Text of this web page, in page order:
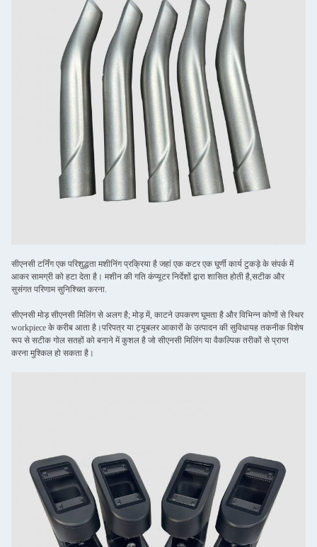
सीएनसी टर्निंग एक परिशुद्धता मशीनिंग प्रक्रिया है जहां एक कटर एक घूर्णी कार्य टुकड़े के संपर्क में
आकर सामग्री को हटा देता है। मशीन की गति कंप्यूटर निर्देशों द्वारा शासित होती है,सटीक और
सुसंगत परिणाम सुनिश्चित करना.
सीएनसी मोड़ सीएनसी मिलिंग से अलग है; मोड़ में, काटने उपकरण घूमता है और विभिन्न कोणों से स्थिर
workpiece के करीब आता है।परिपत्र या ट्यूबलर आकारों के उत्पादन की सुविधायह तकनीक विशेष
रूप से सटीक गोल सतहों को बनाने में कुशल है जो सीएनसी मिलिंग या वैकल्पिक तरीकों से प्राप्त
करना मुश्किल हो सकता है।